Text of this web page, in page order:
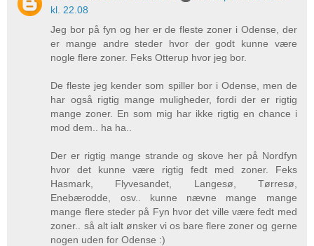
kl. 22.08
Jeg bor på fyn og her er de fleste zoner i Odense, der
er mange andre steder hvor der godt kunne være
nogle flere zoner. Feks Otterup hvor jeg bor.
De fleste jeg kender som spiller bor i Odense, men de
har også rigtig mange muligheder, fordi der er rigtig
mange zoner. En som mig har ikke rigtig en chance i
mod dem.. ha ha..
Der er rigtig mange strande og skove her på Nordfyn
hvor det kunne være rigtig fedt med zoner. Feks
Hasmark, Flyvesandet, Langesø, Tørresø,
Enebærodde, osv.. kunne nævne mange mange
mange flere steder på Fyn hvor det ville være fedt med
zoner.. så alt ialt ønsker vi os bare flere zoner og gerne
nogen uden for Odense :)